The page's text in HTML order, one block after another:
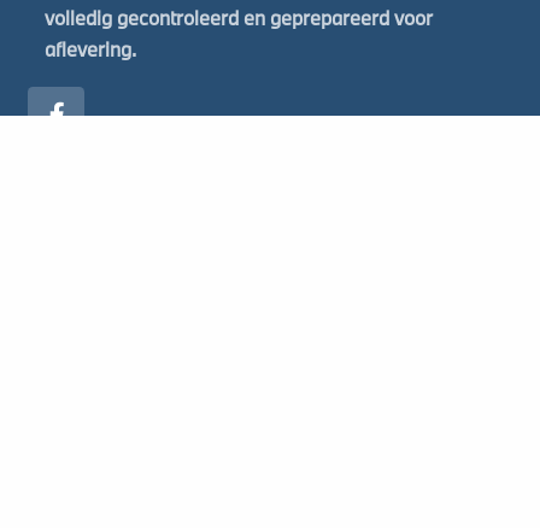
volledig gecontroleerd en geprepareerd voor
aflevering.